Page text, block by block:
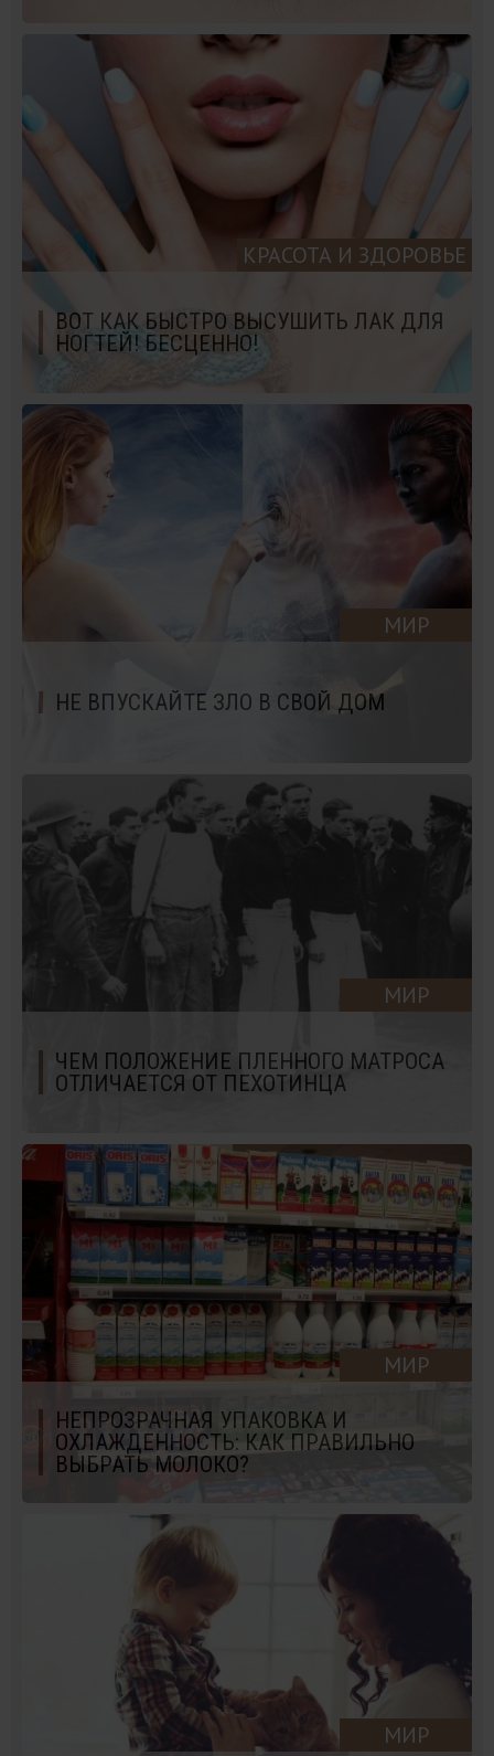
КРАСОТА И ЗДОРОВЬЕ
ВОТ КАК БЫСТРО ВЫСУШИТЬ ЛАК ДЛЯ
НОГТЕЙ! БЕСЦЕННО!
МИР
НЕ ВПУСКАЙТЕ ЗЛО В СВОЙ ДОМ
МИР
ЧЕМ ПОЛОЖЕНИЕ ПЛЕННОГО МАТРОСА
ОТЛИЧАЕТСЯ ОТ ПЕХОТИНЦА
МИР
НЕПРОЗРАЧНАЯ УПАКОВКА И
ОХЛАЖДЕННОСТЬ: КАК ПРАВИЛЬНО
ВЫБРАТЬ МОЛОКО?
МИР